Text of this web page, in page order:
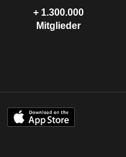
+ 1.300.000
Mitglieder